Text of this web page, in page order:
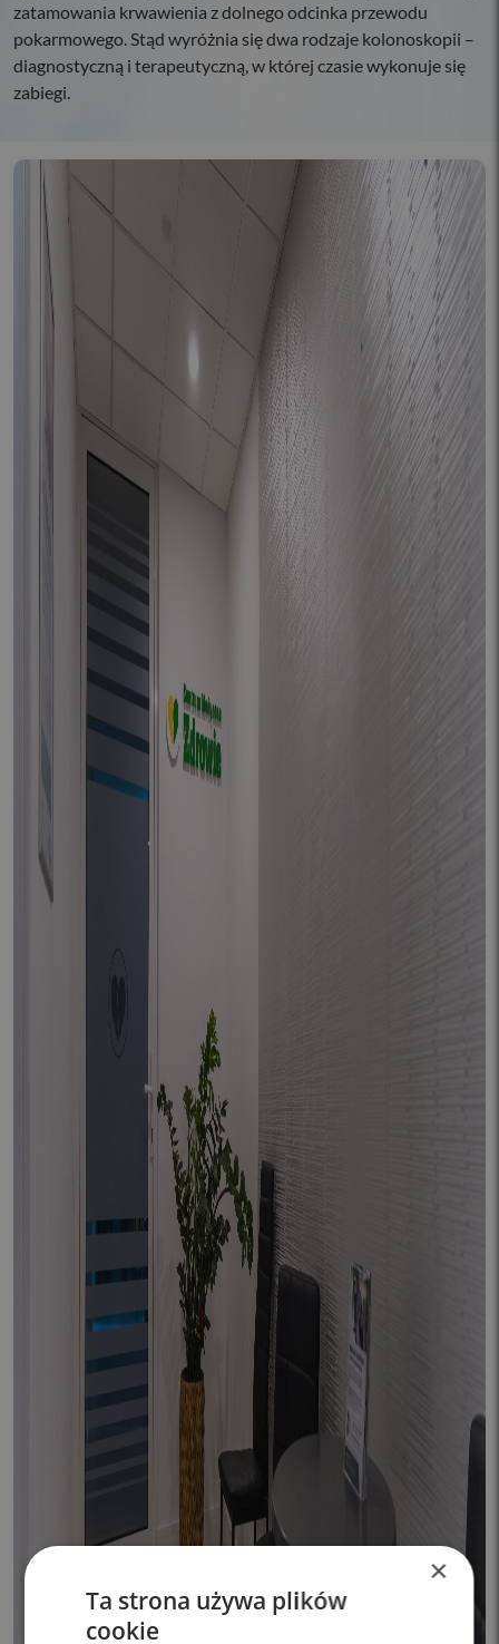
zatamowania krwawienia z dolnego odcinka przewodu
pokarmowego. Stąd wyróżnia się dwa rodzaje kolonoskopii –
diagnostyczną i terapeutyczną, w której czasie wykonuje się
zabiegi.
×
Ta strona używa plików
cookie